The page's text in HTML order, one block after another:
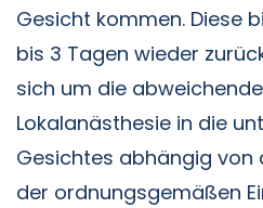
Gesicht kommen. Diese
bis 3 Tagen wieder
sich um die
Lokalanästhesie in die
Gesichtes abhängig von
der ordnungsgemäßen